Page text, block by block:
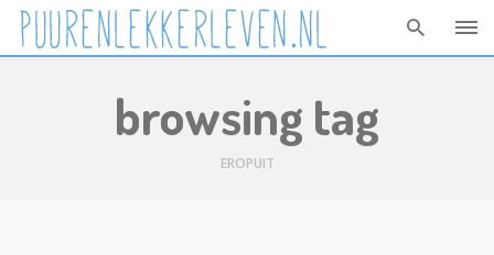
browsing tag
EROPUIT